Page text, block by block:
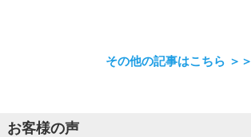
その他の記事はこちら ＞＞
お客様の声